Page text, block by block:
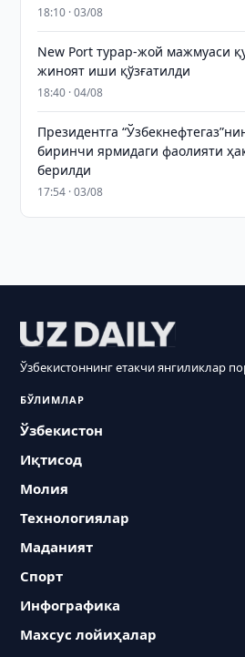
18:10 · 03/08
New Port турар-жой мажмуаси
жиноят иши қўзғатилди
18:40 · 04/08
Президентга
биринчи ярмидаги фаолияти
берилди
17:54 · 03/08
Ўзбекистоннинг етакчи янгиликлар
БЎЛИМЛАР
Ўзбекистон
Иқтисод
Молия
Технологиялар
Маданият
Спорт
Инфографика
Махсус лойиҳалар